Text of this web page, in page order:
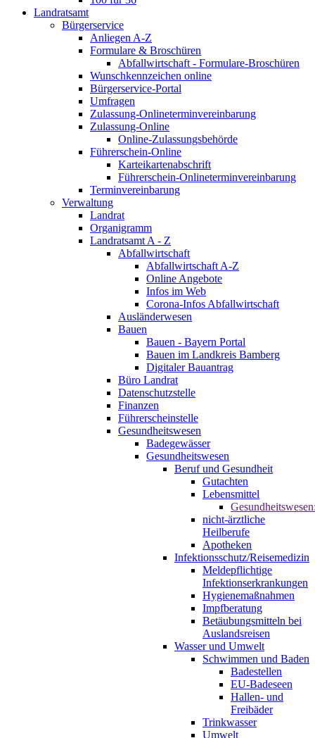
Landratsamt
Bürgerservice
Anliegen A-Z
Formulare & Broschüren
Abfallwirtschaft - Formulare-Broschüren
Wunschkennzeichen online
Bürgerservice-Portal
Umfragen
Zulassung-Onlineterminvereinbarung
Zulassung-Online
Online-Zulassungsbehörde
Führerschein-Online
Karteikartenabschrift
Führerschein-Onlineterminvereinbarung
Terminvereinbarung
Verwaltung
Landrat
Organigramm
Landratsamt A - Z
Abfallwirtschaft
Abfallwirtschaft A-Z
Online Angebote
Infos im Web
Corona-Infos Abfallwirtschaft
Ausländerwesen
Bauen
Bauen - Bayern Portal
Bauen im Landkreis Bamberg
Digitaler Bauantrag
Büro Landrat
Datenschutzstelle
Finanzen
Führerscheinstelle
Gesundheitswesen
Badegewässer
Gesundheitswesen
Beruf und Gesundheit
Gutachten
Lebensmittel
nicht-ärztliche
Heilberufe
Apotheken
Infektionsschutz/Reisemedizin
Meldepflichtige
Infektionserkrankungen
Hygienemaßnahmen
Impfberatung
Betäubungsmitteln bei
Auslandsreisen
Wasser und Umwelt
Schwimmen und Baden
Badestellen
EU-Badeseen
Hallen- und
Freibäder
Trinkwasser
Umwelt